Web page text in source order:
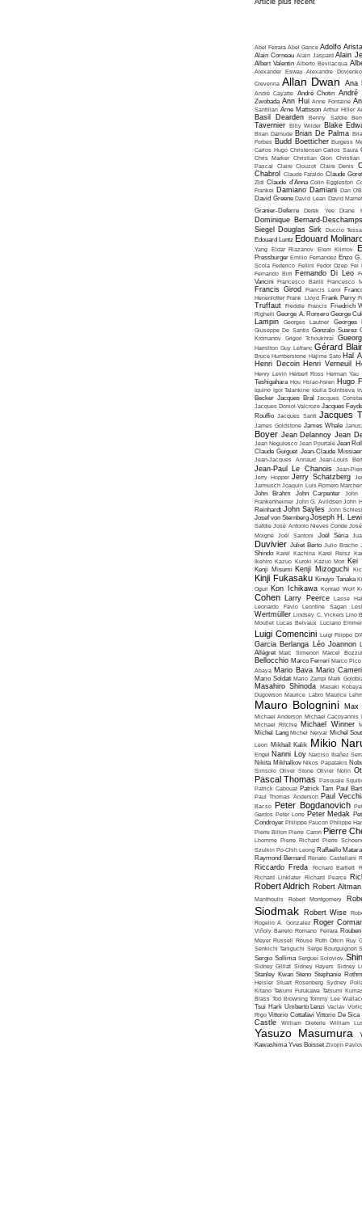
Article plus récent
Abel Ferrara Abel Gance Adolfo
Alain Corneau Alain Jaspard Alain
Albert Valentin Alberto Bevilacqua
Alexander Esway Alexandre Dovjenko
Crevenna Allan Dwan Ana
André Cayatte André Chotin André
Zwobada Ann Hui Anne Fontaine
Santillan Arne Mattsson Arthur Hiller
Basil Dearden Benny Safdie
Tavernier Billy Wilder Blake
Brian Damude Brian De Palma
Forbes Budd Boetticher Burgess
Carlos Hugo Christensen Carlos Saura
Chris Marker Christian Gion Christian
Pascal
Claire Clouzot Claire Denis
Chabrol
Claude Faraldo Claude
Zidi Claude d'Anna Colin Eggleston
Frankel Damiano Damiani Dan
David Greene David Lean David
Granier-Deferre
Derek Yee Diane
Dominique Bernard-
Siegel
Douglas Sirk Duccio
Edouard Luntz Edouard
Yang Eldar Riazanov Elem Klimov
Pressburger Emilio Fernandez Enzo
Scola Federico Fellini Fedor Ozep Fei
Fernando Birri Fernando Di Leo
Vancini Francesco Barilli Francesco
Francis Girod Francis Leroi
Henenlotter Frank Lloyd Frank Perry
Truffaut Freddie Francis Friedrich
Righelli George A. Romero George
Lampin Georges Lautner
Georges
Giuseppe De Santis Gonzalo Suarez
Kromanov Grigori Tchoukhraï
Hamilton Guy Lefranc Gérard
Bruce Humberstone Hajime Sato Hal
Henri Decoin Henri Verneuil
Henry Levin Herbert Ross Herman Yau
Teshigahara Hou Hsiao-hsien Hugo
Iquino Igor Talankine Ioulia Solntseva
Becker Jacques Bral Jacques
Jacques Doniol-Valcroze Jacques
Rouffio Jacques Santi Jacques
James Goldstone James Whale
Boyer Jean Delannoy Jean
Jean Negulesco Jean Pourtalé Jean
Claude Guiguet Jean-Claude
Jean-Jacques Annaud Jean-Louis
Jean-Paul Le Chanois
Jean-
Jerry Hopper Jerry Schatzberg
Jarmusch Joaquin Luis Romero
John Brahm
John Carpenter
John
Frankenheimer John G. Avildsen John
Reinhardt John Sayles John
Josef von Sternberg Joseph H.
Safdie José Antonio Nieves Conde
Moigné Joël Santoni Joël Séria
Duvivier Juliet Berto Julio Bracho
Shindo Karel Kachina Karel Reisz
Ikehiro Kazuo Kuroki Kazuo Mori Kei
Kenji Misumi Kenji Mizoguchi
Kinji Fukasaku Kinuyo Tanaka
Oguri Kon Ichikawa Konrad Wolf
Cohen Larry Peerce
Lasse
Leonardo Favio
Leontine Sagan
Wertmüller Lindsey C. Vickers Lino
Moullet Lucas Belvaux Luciano Emmer
Luigi Comencini Luigi Filippo
Garcia Berlanga Léo Joannon
Allégret Marc Simenon Marcel
Bellocchio Marco Ferreri Marco Pico
Abaya Mario Bava Mario
Mario Soldati Mario Zampi Mark
Masahiro Shinoda Masaki
Dugowson Maurice Labro Maurice
Mauro Bolognini Max
Michael Anderson Michael Cacoyannis
Michael Ritchie Michael Winner
Michel Lang Michel Nerval Michel
Leon Mikhaïl Kalik Mikio
Engel Nanni Loy Narciso Ibañez
Nikita Mikhalkov Nikos Papatakis
Simsolo Oliver Stone Olivier Nolin
Pascal Thomas Pasquale
Patrick Cabouat Patrick Tam Paul
Paul Thomas Anderson Paul
Bacso Peter Bogdanovich
Gardos Peter Lorre Peter Medak
Condroyer Philippe Faucon Philippe
Pierre Billon Pierre Caron Pierre
Lhomme Pierre Richard Pierre
Szulkin Po-Chih Leong Raffaello
Raymond Bernard Renato Castellani
Riccardo Freda Richard Bartlett
Richard Linklater Richard Pearce
Robert Aldrich Robert Altman
Manthoulis Robert Montgomery
Siodmak Robert Wise
Rogelio A. Gonzalez Roger
Viñoly Barreto Romano Ferrara
Meyer Russell Rouse Ruth Orkin Ruy
Senkichi Taniguchi Serge Bourguignon
Sergio Sollima Sergueï Soloviov
Sidney Gilliat Sidney Hayers Sidney
Stanley Kwan Steno Stephanie
Heisler Stuart Rosenberg Sydney
Kitano Takumi Furukawa Tatsumi
Brass Tod Browning Tommy Lee
Tsui Hark Umberto Lenzi Vaclav
Rigo Vittorio Cottafavi Vittorio De Sica
Castle William Dieterle William
Yasuzo Masumura
Kawashima Yves Boisset Zivojin